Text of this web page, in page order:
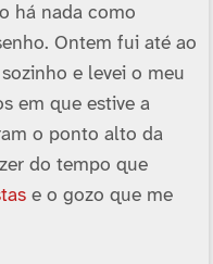
há nada como
Ontem fui até ao
e levei o meu
em que estive a
o ponto alto da
do tempo que
e o gozo que me